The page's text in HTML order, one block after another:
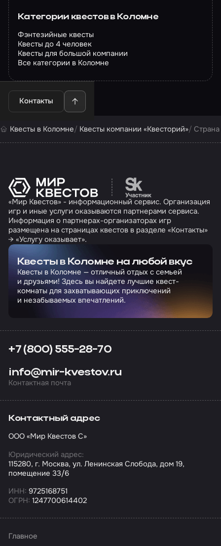
Категории квестов в Коломне
Фэнтезийные квесты
Квесты до 4 человек
Квесты для большой компании
Все категории в Коломне
Контакты
Квесты в Коломне Квесты компании «Квесторий»
Перейти на сайт
«Мир Квестов» - информационный сервис. Организация
игр и иные услуги оказываются партнерами сервиса.
Информация о партнерах-организаторах игр
размещена на страницах квестов в разделе «Контакты»
→ «Услугу оказывает».
Квесты в Коломне на любой вкус
Квесты в Коломне — отличный отдых с семьей
и друзьями! Здесь вы найдете лучшие квест-
комнаты для захватывающих приключений
и незабываемых впечатлений.
+7 (800) 555-28-70
info@mir-kvestov.ru
Контактная почта
Контактный адрес
ООО «Мир Квестов С»
Юридический адрес:
115280, г. Москва, ул. Ленинская Слобода, дом 19,
помещение 33/6
ИНН: 9725168751
ОГРН: 1247700614402
Главное